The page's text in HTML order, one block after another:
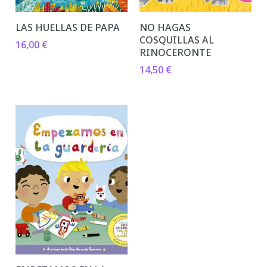
LAS HUELLAS DE PAPA
16,00 €
NO HAGAS
COSQUILLAS AL
RINOCERONTE
14,50 €